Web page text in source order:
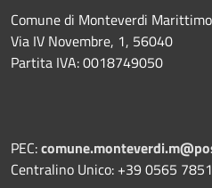
Comune di Monteverdi Marittimo
Via IV Novembre, 1, 56040
Partita IVA: 0018749050
PEC:
Centralino Unico: +39 0565